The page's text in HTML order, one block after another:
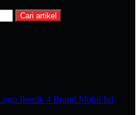
Cari artikel
Ikonik 4 Brand Mobil Ini